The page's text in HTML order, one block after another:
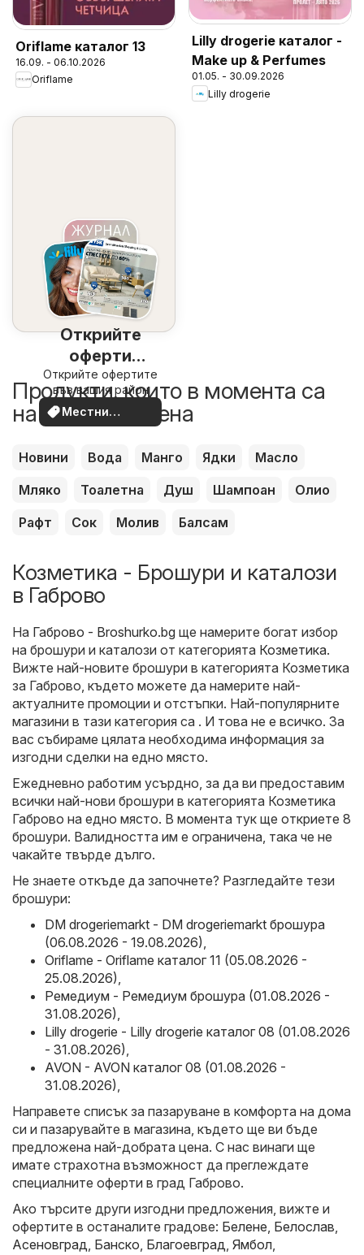
Oriflame каталог 13
16.09. - 06.10.2026
Oriflame
Lilly drogerie каталог -
Make up & Perfumes
01.05. - 30.09.2026
Lilly drogerie
Открийте
оферти
наблизо
Открийте офертите
във вашия район
Местни
оферти
Продукти, които в момента са
на по-добра цена
Новини Вода Манго Ядки
Масло
Мляко
Тоалетна Душ Шампоан
Олио
Рафт
Сок Молив Балсам
Козметика - Брошури и каталози
в Габрово
На Габрово - Broshurko.bg ще намерите богат избор
на брошури и каталози от категорията Козметика.
Вижте най-новите брошури в категорията Козметика
за Габрово, където можете да намерите най-
актуалните промоции и отстъпки. Най-популярните
магазини в тази категория са . И това не е всичко. За
вас събираме цялата необходима информация за
изгодни сделки на едно място.
Ежедневно работим усърдно, за да ви предоставим
всички най-нови брошури в категорията Козметика
Габрово на едно място. В момента тук ще откриете 8
брошури. Валидността им е ограничена, така че не
чакайте твърде дълго.
Не знаете откъде да започнете? Разгледайте тези
брошури:
DM drogeriemarkt - DM drogeriemarkt брошура
(06.08.2026 - 19.08.2026),
Oriflame - Oriflame каталог 11 (05.08.2026 -
25.08.2026),
Ремедиум - Ремедиум брошура (01.08.2026 -
31.08.2026),
Lilly drogerie - Lilly drogerie каталог 08 (01.08.2026
- 31.08.2026),
AVON - AVON каталог 08 (01.08.2026 -
31.08.2026),
Направете списък за пазаруване в комфорта на дома
си и пазарувайте в магазина, където ще ви бъде
предложена най-добрата цена. С нас винаги ще
имате страхотна възможност да преглеждате
специалните оферти в град Габрово.
Ако търсите други изгодни предложения, вижте и
офертите в останалите градове: Белене, Белослав,
Асеновград, Банско, Благоевград, Ямбол,